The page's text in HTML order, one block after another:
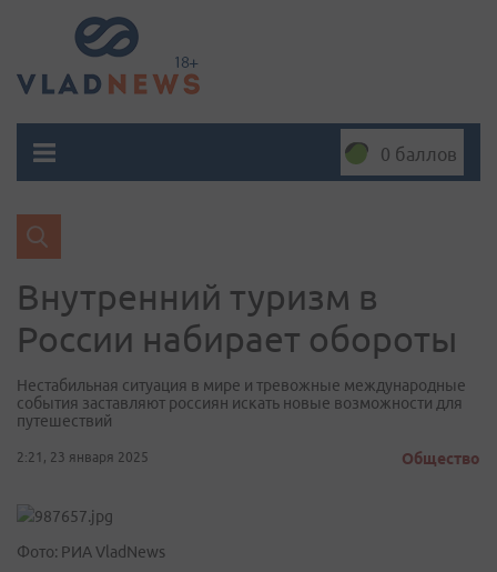
0 баллов
Внутренний туризм в
России набирает обороты
Нестабильная ситуация в мире и тревожные международные
события заставляют россиян искать новые возможности для
путешествий
2:21, 23 января 2025 Общество
Фото: РИА VladNews